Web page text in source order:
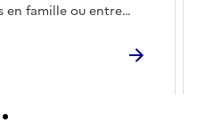
en famille ou entre